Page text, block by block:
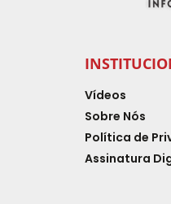
Vídeos
Sobre Nós
Política de
Assinatura